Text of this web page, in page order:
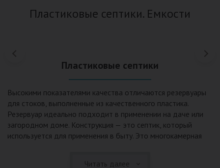
Пластиковые септики. Емкости
Пластиковые септики
Высокими показателями качества отличаются резервуары
для стоков, выполненные из качественного пластика.
Резервуар идеально подходит в применении на даче или
загородном доме. Конструкция — это септик, который
используется для применения в быту. Это многокамерная
Читать далее